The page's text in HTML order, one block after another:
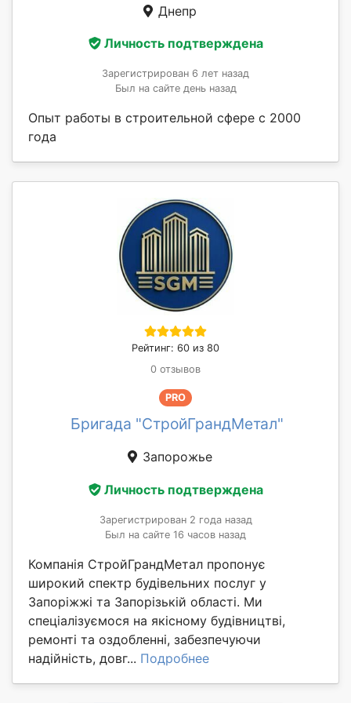
Днепр
Личность подтверждена
Зарегистрирован 6 лет назад
Был на сайте день назад
Опыт работы в строительной сфере с 2000
года
Рейтинг: 60 из 80
0 отзывов
PRO
Бригада "СтройГрандМетал"
Запорожье
Личность подтверждена
Зарегистрирован 2 года назад
Был на сайте 16 часов назад
Компанія СтройГрандМетал пропонує
широкий спектр будівельних послуг у
Запоріжжі та Запорізькій області. Ми
спеціалізуємося на якісному будівництві,
ремонті та оздобленні, забезпечуючи
надійність, довг... Подробнее